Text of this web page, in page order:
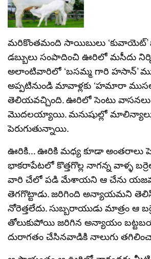
మరికొంతమంది సాయిబులు
డబ్బులు సంపాదించి ఊరిలో మసీదు
అలాంటివారిలో ‘బసమ్మ గారి హసాన్’
అప్పటినుండి మావాళ్లకు ‘హమారా
తెలియవచ్చింది. ఊరిలో సెంటు
మొదలయ్యాయి. మనుషుల్లో
పెరుగుతున్నాయి.
ఊరికి… ఊరికి మధ్య కూడా
భాకరాపేటలో కొత్తగొల్ల నాగన్న వాళ్ళ
వారి చేలో పడి మేశాయని ఆ చేను
తెగగొట్టాడు. జరిగింది అన్యాయమని
నోరెత్తలేదు. సుబ్బరాయుడు మాత్రం ఆ
తోలుకుపోయి జరిగిన అన్యాయం
దురాగతం చేసినవాడికి నాలుగు